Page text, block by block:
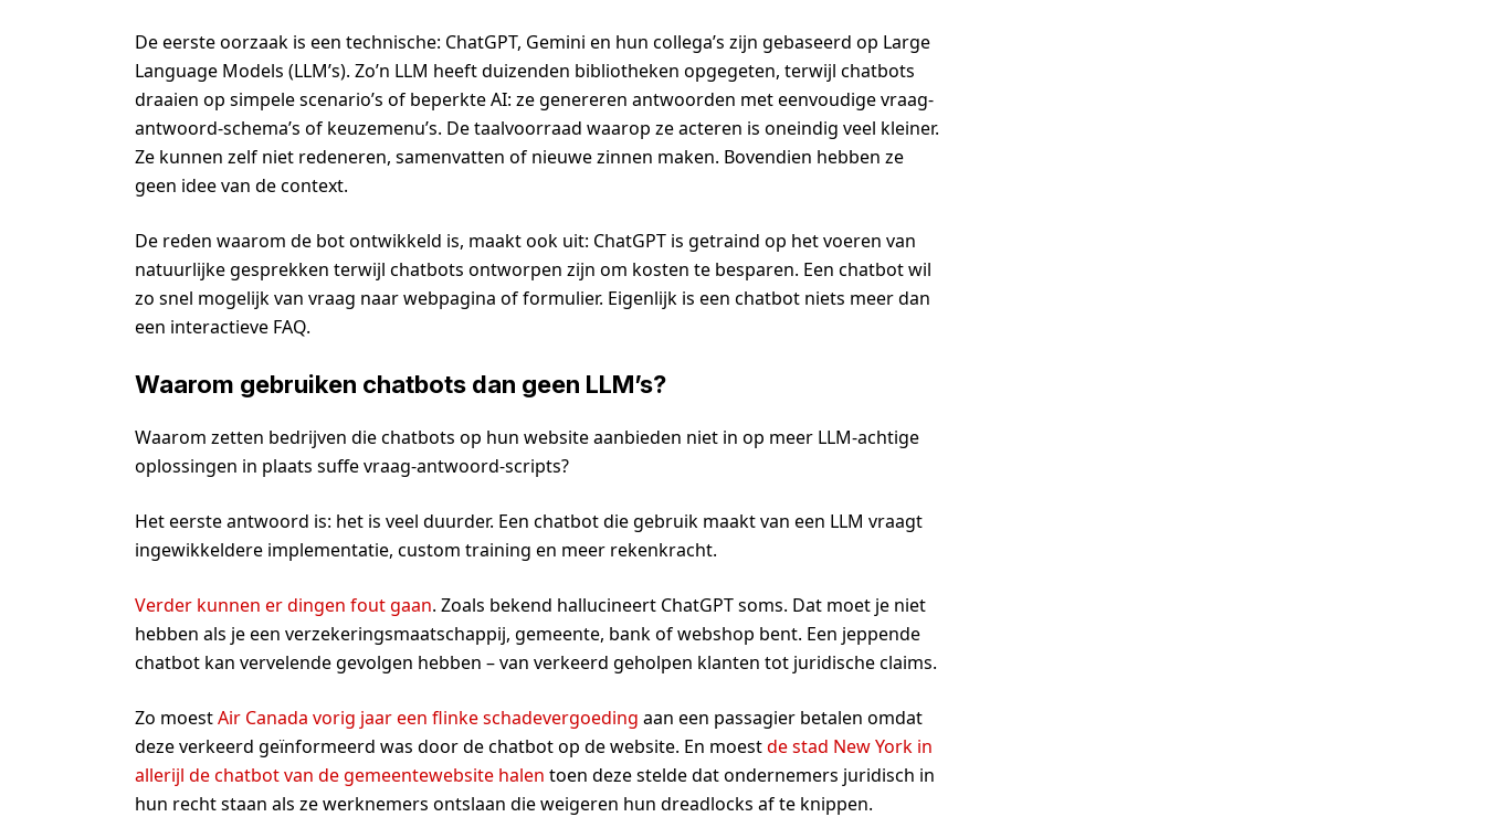
De eerste oorzaak is een technische: ChatGPT, Gemini en hun collega’s zijn gebaseerd op Large
Language Models (LLM’s). Zo’n LLM heeft duizenden bibliotheken opgegeten, terwijl chatbots
draaien op simpele scenario’s of beperkte AI: ze genereren antwoorden met eenvoudige vraag-
antwoord-schema’s of keuzemenu’s. De taalvoorraad waarop ze acteren is oneindig veel kleiner.
Ze kunnen zelf niet redeneren, samenvatten of nieuwe zinnen maken. Bovendien hebben ze
geen idee van de context.
De reden waarom de bot ontwikkeld is, maakt ook uit: ChatGPT is getraind op het voeren van
natuurlijke gesprekken terwijl chatbots ontworpen zijn om kosten te besparen. Een chatbot wil
zo snel mogelijk van vraag naar webpagina of formulier. Eigenlijk is een chatbot niets meer dan
een interactieve FAQ.
Waarom gebruiken chatbots dan geen LLM’s?
Waarom zetten bedrijven die chatbots op hun website aanbieden niet in op meer LLM-achtige
oplossingen in plaats suffe vraag-antwoord-scripts?
Het eerste antwoord is: het is veel duurder. Een chatbot die gebruik maakt van een LLM vraagt
ingewikkeldere implementatie, custom training en meer rekenkracht.
Verder kunnen er dingen fout gaan. Zoals bekend hallucineert ChatGPT soms. Dat moet je niet
hebben als je een verzekeringsmaatschappij, gemeente, bank of webshop bent. Een jeppende
chatbot kan vervelende gevolgen hebben – van verkeerd geholpen klanten tot juridische claims.
Zo moestAir Canada vorig jaar een flinke schadevergoeding aan een passagier betalen omdat
deze verkeerd geïnformeerd was door de chatbot op de website. En moestde stad New York in
allerijl de chatbot van de gemeentewebsite halen toen deze stelde dat ondernemers juridisch in
hun recht staan als ze werknemers ontslaan die weigeren hun dreadlocks af te knippen.